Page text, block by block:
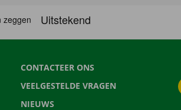
CONTACTEER ONS
VEELGESTELDE VRAGEN
NIEUWS